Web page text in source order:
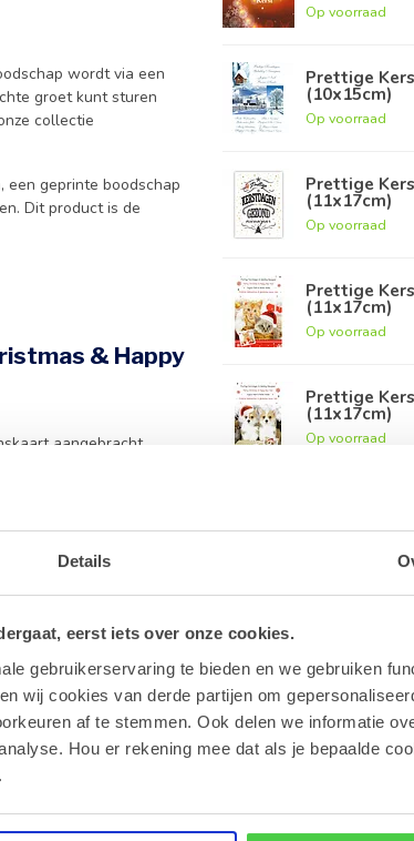
Details
eerst iets over onze cookies.
gebruikerservaring te bieden en we gebruiken
wij cookies van derde partijen om
af te stemmen. Ook delen we informatie
Hou er rekening mee dat als je bepaalde
wordt via een
groet kunt sturen
collectie
een geprinte boodschap
Dit product is de
& Happy
aangebracht.
Op voorraad
Prettige
(10x15cm)
Op voorraad
Prettige
(11x17cm)
Op voorraad
Prettige
(11x17cm)
Op voorraad
Prettige
(11x17cm)
Op voorraad